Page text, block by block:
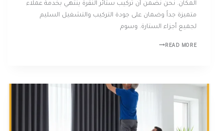
المكان. نحن نضمن أن تركيب ستائر النقرة ينتهي بخدمة عملاء
متميزة جداً وضمان على جودة التركيب والتشغيل السليم
لجميع أجزاء الستارة. وسوم
READ MORE